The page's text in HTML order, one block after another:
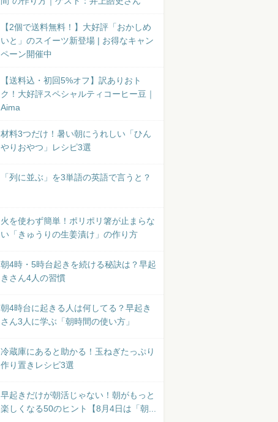
【2個で送料無料！】大好評「おかしめ
いと」のスイーツ新登場 | お得なキャン
ペーン開催中
【送料込・初回5%オフ】訳ありおト
ク！大好評スペシャルティコーヒー豆｜
Aima
材料3つだけ！暑い朝にうれしい「ひん
やりおやつ」レシピ3選
「列に並ぶ」を3単語の英語で言うと？
火を使わず簡単！ポリポリ箸が止まらな
い「きゅうりの生姜漬け」の作り方
朝4時・5時台起きを続ける秘訣は？早起
きさん4人の習慣
朝4時台に起きる人は何してる？早起き
さん3人に学ぶ「朝時間の使い方」
冷蔵庫にあると助かる！玉ねぎたっぷり
作り置きレシピ3選
早起きだけが朝活じゃない！朝がもっと
楽しくなる50のヒント【8月4日は「朝...